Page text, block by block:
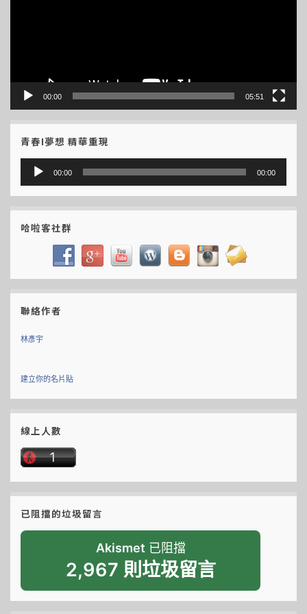
00:00 05:51
青春I夢想 精華重現
訊
放
00:00 00:00
哈啦客社群
聯絡作者
林彥宇
建立你的名片貼
線上人數
已阻擋的垃圾留言
Akismet 已阻擋
2,967 則垃圾留言